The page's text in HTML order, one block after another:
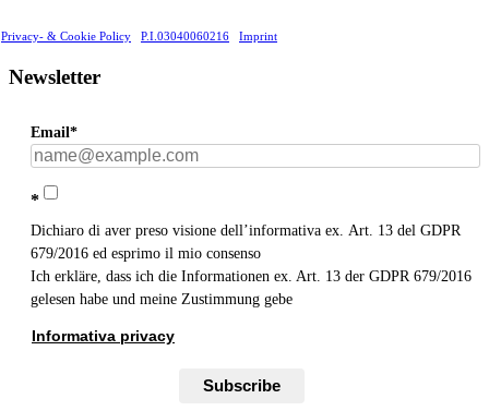
Privacy- & Cookie Policy P.I.03040060216 Imprint
Newsletter
Email*
*
Dichiaro di aver preso visione dell’informativa ex. Art. 13 del GDPR
679/2016 ed esprimo il mio consenso
Ich erkläre, dass ich die Informationen ex. Art. 13 der GDPR 679/2016
gelesen habe und meine Zustimmung gebe
Informativa privacy
Subscribe